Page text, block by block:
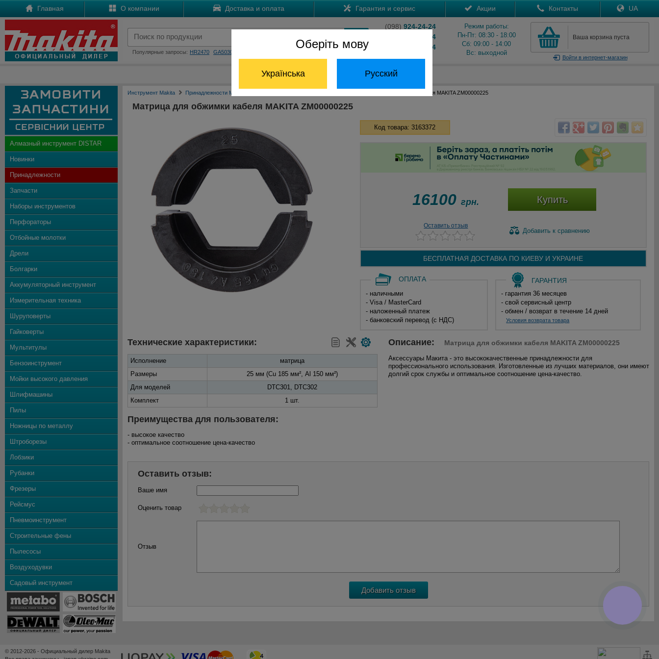
Оберіть мову
Українська Русский
Главная О компании Доставка и оплата Гарантия и сервис Акции Контакты UA
Популярные запросы: HR2470 GA5030
(098) 924-24-24
204-24-24
824-24-24
Режим работы:
Пн-Пт: 08:30 - 18:00
Сб: 09:00 - 14:00
Вс: выходной
Ваша корзина пуста
Войтив интернет-магазин
Отдел запчастей: (068) 824-24-24
Алмазный инструмент DISTAR
Новинки
Принадлежности
Запчасти
Наборы инструментов
Перфораторы
Отбойные молотки
Дрели
Болгарки
Аккумуляторный инструмент
Измерительная техника
Шуруповерты
Гайковерты
Мультитулы
Бензоинструмент
Мойки высокого давления
Шлифмашины
Пилы
Ножницы по металлу
Штроборезы
Лобзики
Рубанки
Фрезеры
Рейсмус
Пневмоинструмент
Строительные фены
Пылесосы
Воздуходувки
Садовый инструмент
Инструмент Makita Принадлежности Макита Матрица для обжимки кабеля MAKITA ZM00000225
Матрица для обжимки кабеля MAKITA ZM00000225
Код товара: 3163372
16100грн. Купить
Оставить отзыв
Добавить к сравнению
БЕСПЛАТНАЯ ДОСТАВКА ПО КИЕВУ И УКРАИНЕ
ОПЛАТА
- наличными
- Visa / MasterCard
- наложенный платеж
- банковский перевод (с НДС)
ГАРАНТИЯ
- гарантия 36 месяцев
- свой сервисный центр
- обмен / возврат в течение 14 дней
Условия возврата товара
Технические характеристики:
Исполнение
матрица
Размеры
25 мм (Cu 185 мм², Al 150 мм²)
Для моделей
DTC301, DTC302
Комплект
1 шт.
Описание: Матрица для обжимки кабеля MAKITA ZM00000225
Аксессуары Макита - это высококачественные принадлежности для
профессионального использования. Изготовленные из лучших материалов, они имеют
долгий срок службы и оптимальное соотношение цена-качество.
Преимущества для пользователя:
- высокое качество
- оптимальное соотношение цена-качество
Оставить отзыв:
Ваше имя
Оценить товар
Отзыв
© 2012-2026 - Официальный дилер Makita